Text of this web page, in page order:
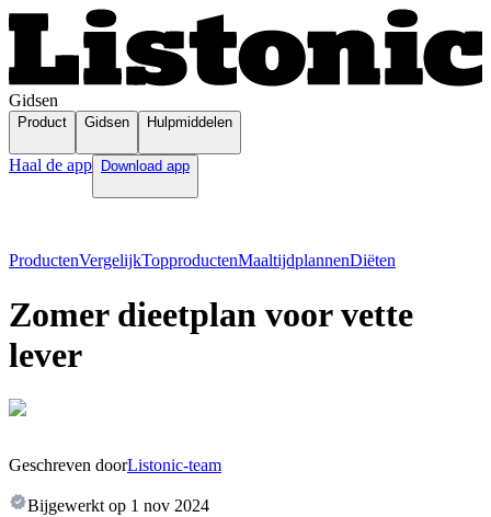
Gidsen
Product Gidsen Hulpmiddelen
Haal de app Download app
ProductenVergelijkTopproductenMaaltijdplannenDiëten
Zomer dieetplan voor vette
lever
Geschreven doorListonic-team
Bijgewerkt op 1 nov 2024